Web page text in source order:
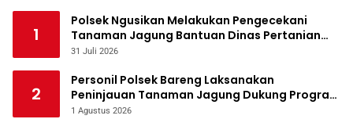
1
Polsek Ngusikan Melakukan Pengecekani
Tanaman Jagung Bantuan Dinas Pertanian
melalui Polres Jombang
31 Juli 2026
2
Personil Polsek Bareng Laksanakan
Peninjauan Tanaman Jagung Dukung Program
Ketahanan Pangan
1 Agustus 2026